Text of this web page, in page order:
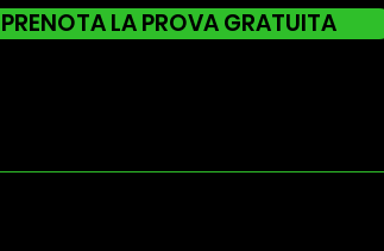
PRENOTA LA PROVA GRATUITA